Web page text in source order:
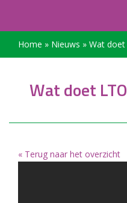
Home » Nieuws » Wat doet
Wat doet
« Terug naar het overzicht